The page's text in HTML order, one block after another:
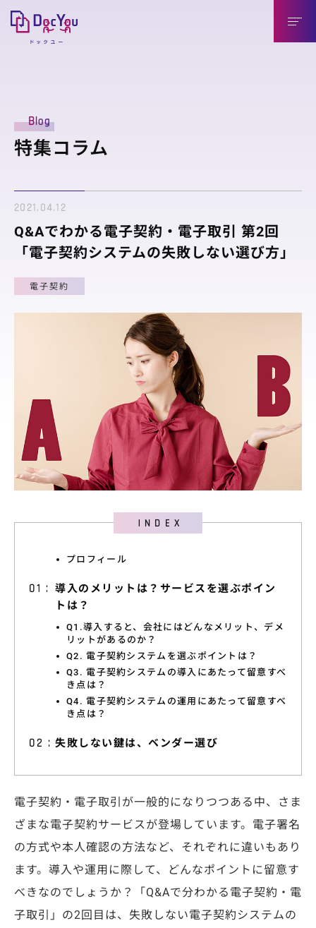
お問い合わせ
資料ダウンロード
導入のメリット
導入企業様（送信側）
機能紹介
連携製品
導入事例
導入事例
ユースケース
資料ダウンロード
セミナー情報
特集コラム
動画ギャラリー
お知らせ・イベント情報
Blog
特集コラム
2021.04.12
Q&Aでわかる電子契約・電子取引 第2回
「電子契約システムの失敗しない選び方」
電子契約
プロフィール
導入のメリットは？サービスを選ぶポイン
トは？
Q1.導入すると、会社にはどんなメリット、デメ
リットがあるのか？
Q2. 電子契約システムを選ぶポイントは？
Q3. 電子契約システムの導入にあたって留意すべ
き点は？
Q4. 電子契約システムの運用にあたって留意すべ
き点は？
失敗しない鍵は、ベンダー選び
電子契約・電子取引が一般的になりつつある中、さま
ざまな電子契約サービスが登場しています。電子署名
の方式や本人確認の方法など、それぞれに違いもあり
ます。導入や運用に際して、どんなポイントに留意す
べきなのでしょうか？「Q&Aで分わかる電子契約・電
子取引」の2回目は、失敗しない電子契約システムの